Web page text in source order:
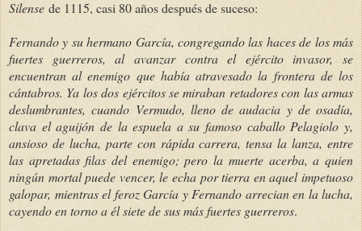
Silense de 1115, casi 80 años después de suceso:
Fernando y su hermano García, congregando las haces de los más
fuertes guerreros, al avanzar contra el ejército invasor, se
encuentran al enemigo que había atravesado la frontera de los
cántabros. Ya los dos ejércitos se miraban retadores con las armas
deslumbrantes, cuando Vermudo, lleno de audacia y de osadía,
clava el aguijón de la espuela a su famoso caballo Pelagiolo y,
ansioso de lucha, parte con rápida carrera, tensa la lanza, entre
las apretadas filas del enemigo; pero la muerte acerba, a quien
ningún mortal puede vencer, le echa por tierra en aquel impetuoso
galopar, mientras el feroz García y Fernando arrecian en la lucha,
cayendo en torno a él siete de sus más fuertes guerreros.